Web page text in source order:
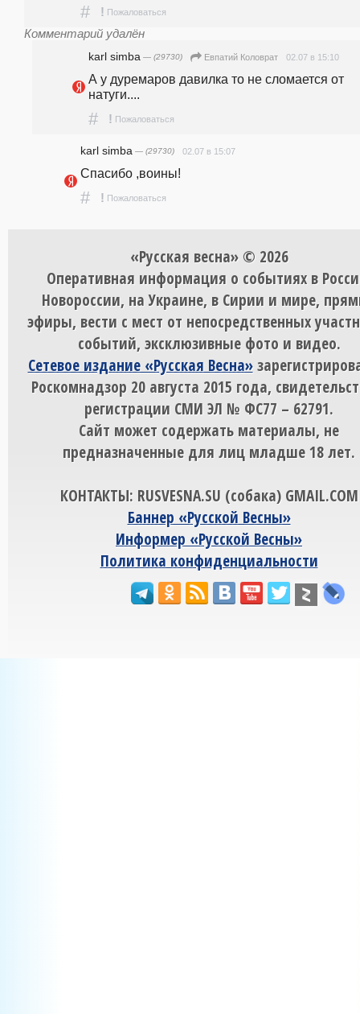
# ! Пожаловаться
Комментарий удалён
karl simba — (29730) Евпатий Коловрат 02.07 в 15:10
А у дуремаров давилка то не сломается от
натуги....
# ! Пожаловаться
karl simba — (29730) 02.07 в 15:07
Спасибо ,воины!
# ! Пожаловаться
«Русская весна» © 2026
Оперативная информация о событиях в
Новороссии, на Украине, в Сирии и мире,
эфиры, вести с мест от непосредственных
событий, эксклюзивные фото и видео.
Сетевое издание «Русская Весна»
Роскомнадзор 20 августа 2015 года,
регистрации СМИ ЭЛ № ФС77 – 62791.
Сайт может содержать материалы, не
предназначенные для лиц младше 18 лет.
КОНТАКТЫ: RUSVESNA.SU (собака) GMAIL.COM
Баннер «Русской Весны»
Информер «Русской Весны»
Политика конфиденциальности